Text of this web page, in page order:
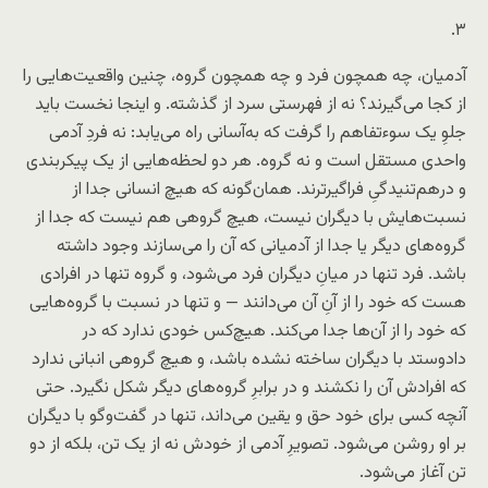
۳.
آدمیان، چه همچون فرد و چه همچون گروه، چنین واقعیت‌هایی را
از کجا می‌گیرند؟ نه از فهرستی سرد از گذشته. و اینجا نخست باید
جلوِ یک سوءتفاهم را گرفت که به‌آسانی راه می‌یابد: نه فردِ آدمی
واحدی مستقل است و نه گروه. هر دو لحظه‌هایی از یک پیکربندی
و درهم‌تنیدگیِ فراگیرترند. همان‌گونه که هیچ انسانی جدا از
نسبت‌هایش با دیگران نیست، هیچ گروهی هم نیست که جدا از
گروه‌های دیگر یا جدا از آدمیانی که آن را می‌سازند وجود داشته
باشد. فرد تنها در میانِ دیگران فرد می‌شود، و گروه تنها در افرادی
هست که خود را از آنِ آن می‌دانند — و تنها در نسبت با گروه‌هایی
که خود را از آن‌ها جدا می‌کند. هیچ‌کس خودی ندارد که در
داد‌و‌ستد با دیگران ساخته نشده باشد، و هیچ گروهی انبانی ندارد
که افرادش آن را نکشند و در برابرِ گروه‌های دیگر شکل نگیرد. حتی
آنچه کسی برای خود حق و یقین می‌داند، تنها در گفت‌و‌گو با دیگران
بر او روشن می‌شود. تصویرِ آدمی از خودش نه از یک تن، بلکه از دو
تن آغاز می‌شود.